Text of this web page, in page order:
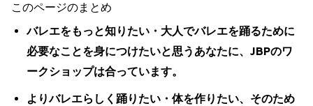
このページのまとめ
バレエをもっと知りたい・大人でバレエを踊るために
必要なことを身につけたいと思うあなたに、JBPのワ
ークショップは合っています。
よりバレエらしく踊りたい・体を作りたい、そのため